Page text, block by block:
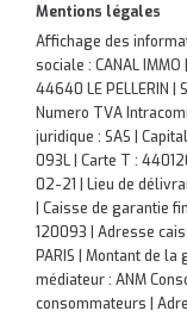
Mentions légales
Affichage des
sociale : CANAL
44640 LE PELLERIN |
Numero TVA
juridique : SAS |
093L | Carte T :
02-21 | Lieu de
| Caisse de garantie
120093 | Adresse
PARIS | Montant de
médiateur : ANM
consommateurs |